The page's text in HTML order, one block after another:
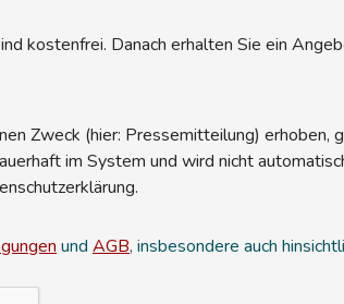
kostenfrei. Danach erhalten Sie ein
Zweck (hier: Pressemitteilung)
im System und wird nicht
und AGB, insbesondere auch